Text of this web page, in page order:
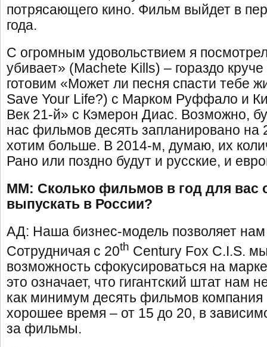
потрясающего кино. Фильм выйдет в
года.
С огромным удовольствием я
убивает» (Machete Kills) – гораздо
готовим «Может ли песня спасти тебе
Save Your Life?) с Марком Руффало и
Век 21-й» с Кэмерон Диас. Возможно,
нас фильмов десять запланировано на
хотим больше. В 2014-м, думаю, их
Рано или поздно будут и русские, и
ММ: Сколько фильмов в год для вас
выпускать в России?
АД: Наша бизнес-модель позволяет
Сотрудничая с 20th Century Fox C.I.S.
возможность сфокусироваться на
это означает, что гигантский штат нам
как минимум десять фильмов
хорошее время – от 15 до 20, в
за фильмы.